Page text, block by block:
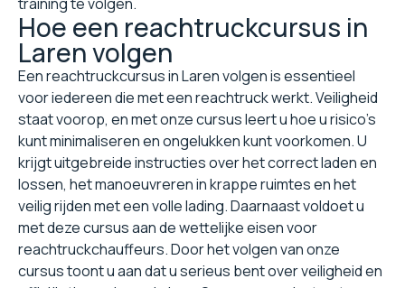
Hoe een reachtruckcursus in
Laren volgen
Een reachtruckcursus in Laren volgen is essentieel
voor iedereen die met een reachtruck werkt. Veiligheid
staat voorop, en met onze cursus leert u hoe u risico's
kunt minimaliseren en ongelukken kunt voorkomen. U
krijgt uitgebreide instructies over het correct laden en
lossen, het manoeuvreren in krappe ruimtes en het
veilig rijden met een volle lading. Daarnaast voldoet u
met deze cursus aan de wettelijke eisen voor
reachtruckchauffeurs. Door het volgen van onze
cursus toont u aan dat u serieus bent over veiligheid en